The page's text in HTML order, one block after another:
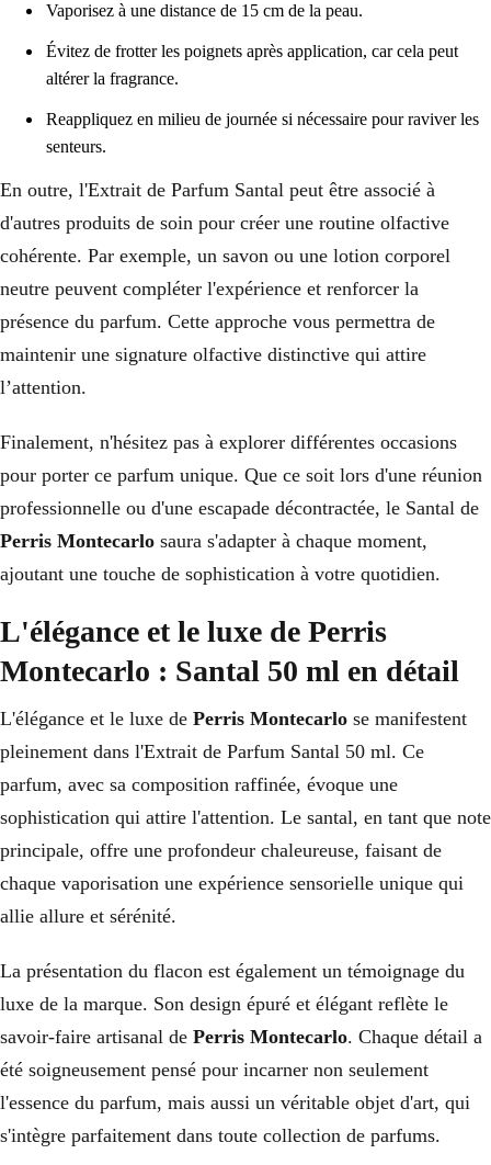
Vaporisez à une distance de 15 cm de la peau.
Évitez de frotter les poignets après application, car cela peut
altérer la fragrance.
Reappliquez en milieu de journée si nécessaire pour raviver les
senteurs.
En outre, l'Extrait de Parfum Santal peut être associé à
d'autres produits de soin pour créer une routine olfactive
cohérente. Par exemple, un savon ou une lotion corporel
neutre peuvent compléter l'expérience et renforcer la
présence du parfum. Cette approche vous permettra de
maintenir une signature olfactive distinctive qui attire
l’attention.
Finalement, n'hésitez pas à explorer différentes occasions
pour porter ce parfum unique. Que ce soit lors d'une réunion
professionnelle ou d'une escapade décontractée, le Santal de
Perris Montecarlo saura s'adapter à chaque moment,
ajoutant une touche de sophistication à votre quotidien.
L'élégance et le luxe de Perris
Montecarlo : Santal 50 ml en détail
L'élégance et le luxe de Perris Montecarlo se manifestent
pleinement dans l'Extrait de Parfum Santal 50 ml. Ce
parfum, avec sa composition raffinée, évoque une
sophistication qui attire l'attention. Le santal, en tant que note
principale, offre une profondeur chaleureuse, faisant de
chaque vaporisation une expérience sensorielle unique qui
allie allure et sérénité.
La présentation du flacon est également un témoignage du
luxe de la marque. Son design épuré et élégant reflète le
savoir-faire artisanal de Perris Montecarlo. Chaque détail a
été soigneusement pensé pour incarner non seulement
l'essence du parfum, mais aussi un véritable objet d'art, qui
s'intègre parfaitement dans toute collection de parfums.